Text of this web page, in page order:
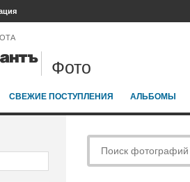
Фото
СВЕЖИЕ ПОСТУПЛЕНИЯ АЛЬБОМЫ